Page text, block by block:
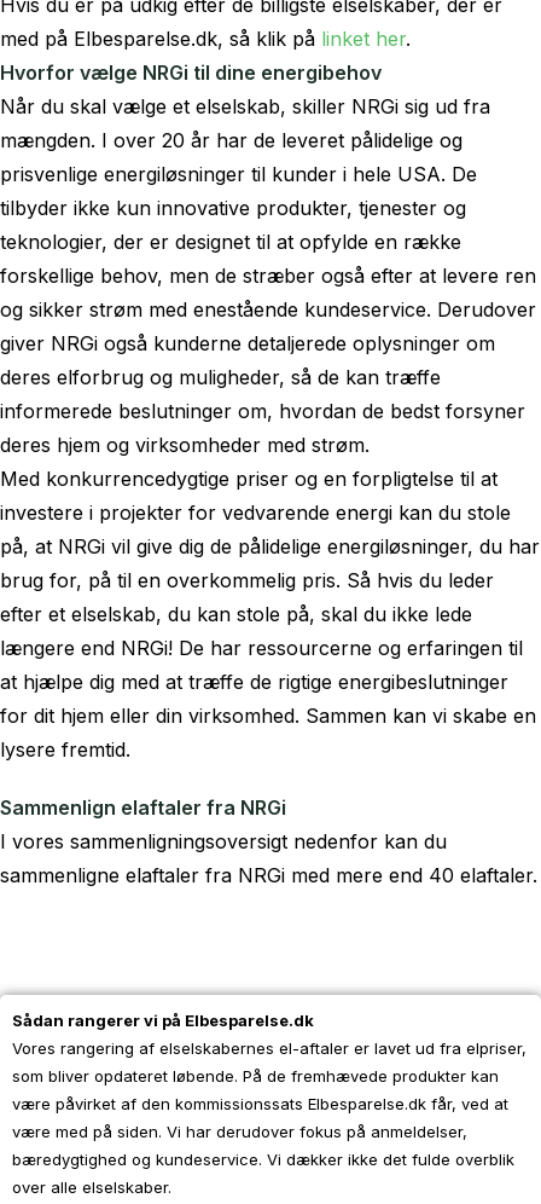
Hvis du er på udkig efter de billigste elselskaber, der er
med på Elbesparelse.dk, så klik på linket her.
Hvorfor vælge NRGi til dine energibehov
Når du skal vælge et elselskab, skiller NRGi sig ud fra
mængden. I over 20 år har de leveret pålidelige og
prisvenlige energiløsninger til kunder i hele USA. De
tilbyder ikke kun innovative produkter, tjenester og
teknologier, der er designet til at opfylde en række
forskellige behov, men de stræber også efter at levere ren
og sikker strøm med enestående kundeservice. Derudover
giver NRGi også kunderne detaljerede oplysninger om
deres elforbrug og muligheder, så de kan træffe
informerede beslutninger om, hvordan de bedst forsyner
deres hjem og virksomheder med strøm.
Med konkurrencedygtige priser og en forpligtelse til at
investere i projekter for vedvarende energi kan du stole
på, at NRGi vil give dig de pålidelige energiløsninger, du har
brug for, på til en overkommelig pris. Så hvis du leder
efter et elselskab, du kan stole på, skal du ikke lede
længere end NRGi! De har ressourcerne og erfaringen til
at hjælpe dig med at træffe de rigtige energibeslutninger
for dit hjem eller din virksomhed. Sammen kan vi skabe en
lysere fremtid.
Sammenlign elaftaler fra NRGi
I vores sammenligningsoversigt nedenfor kan du
sammenligne elaftaler fra NRGi med mere end 40 elaftaler.
Sådan rangerer vi på Elbesparelse.dk
Vores rangering af elselskabernes el-aftaler er lavet ud fra elpriser,
som bliver opdateret løbende. På de fremhævede produkter kan
være påvirket af den kommissionssats Elbesparelse.dk får, ved at
være med på siden. Vi har derudover fokus på anmeldelser,
bæredygtighed og kundeservice. Vi dækker ikke det fulde overblik
over alle elselskaber.